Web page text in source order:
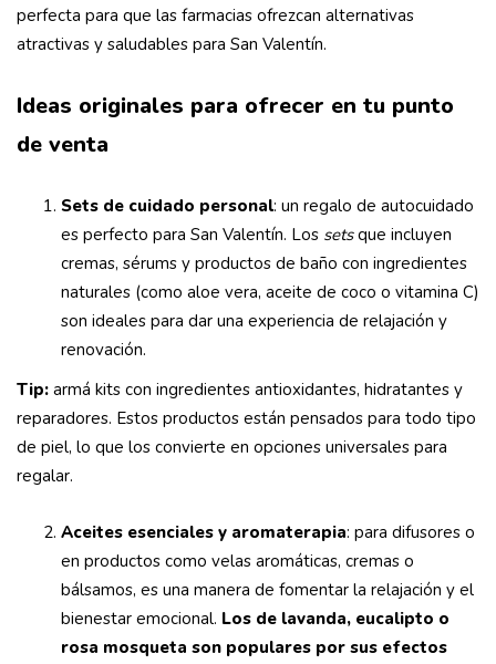
perfecta para que las farmacias ofrezcan alternativas
atractivas y saludables para San Valentín.
Ideas originales para ofrecer en tu punto
de venta
Sets de cuidado personal: un regalo de autocuidado
es perfecto para San Valentín. Los setsque incluyen
cremas, sérums y productos de baño con ingredientes
naturales (como aloe vera, aceite de coco o vitamina C)
son ideales para dar una experiencia de relajación y
renovación.
Tip: armá kits con ingredientes antioxidantes, hidratantes y
reparadores. Estos productos están pensados para todo tipo
de piel, lo que los convierte en opciones universales para
regalar.
Aceites esenciales y aromaterapia: para difusores o
en productos como velas aromáticas, cremas o
bálsamos, es una manera de fomentar la relajación y el
bienestar emocional. Los de lavanda, eucalipto o
rosa mosqueta son populares por sus efectos